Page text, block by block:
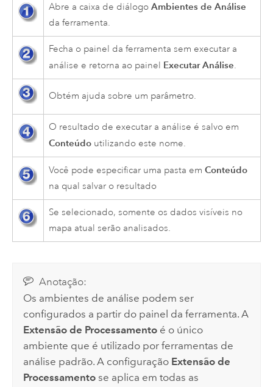
Abre a caixa de diálogoAmbientes de Análise
da ferramenta.
Fecha o painel da ferramenta sem executar a
análise e retorna ao painel Executar Análise.
Obtém ajuda sobre um parâmetro.
O resultado de executar a análise é salvo em
Conteúdo utilizando este nome.
Você pode especificar uma pasta emConteúdo
na qual salvar o resultado
Se selecionado, somente os dados visíveis no
mapa atual serão analisados.
Anotação:
Os ambientes de análise podem ser
configurados a partir do painel da ferramenta. A
Extensão de Processamento é o único
ambiente que é utilizado por ferramentas de
análise padrão. A configuração Extensão de
Processamento se aplica em todas as